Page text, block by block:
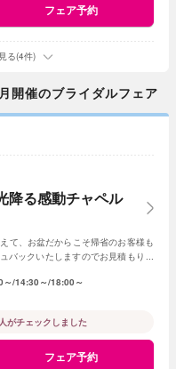
フェア予約
る(4件)
催のブライダルフェア
降る感動チャペル
て、お盆だからこそ帰省のお客様も
バックいたしますのでお見積もり作
～ 14:30～ 18:00～
がチェックしました
フェア予約